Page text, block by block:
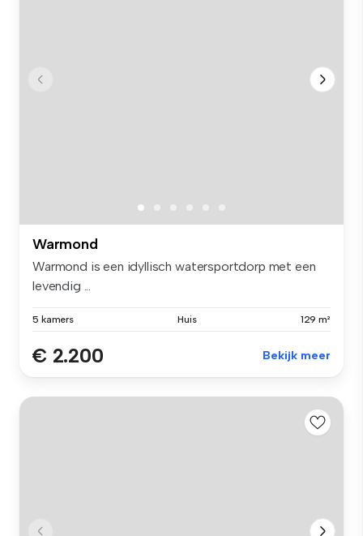
Warmond
Warmond is een idyllisch watersportdorp met een
levendig ...
5 kamers Huis 129 m²
€ 2.200 Bekijk meer